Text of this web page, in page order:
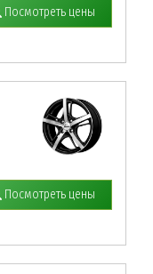
Посмотреть цены
Посмотреть цены